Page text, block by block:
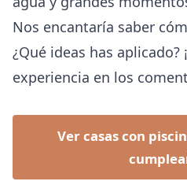
Nos encantaría saber
¿Qué ideas has aplicado?
experiencia en los
Ver casas con